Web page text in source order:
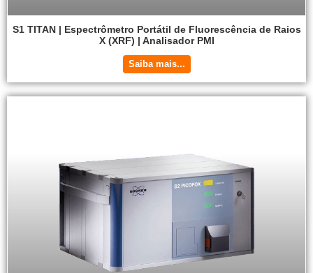
S1 TITAN | Espectrômetro Portátil de Fluorescência de Raios
X (XRF) | Analisador PMI
Saiba mais...